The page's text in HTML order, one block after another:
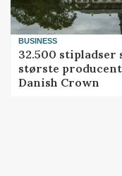
BUSINESS
32.500 stipladser
største
Danish Crown